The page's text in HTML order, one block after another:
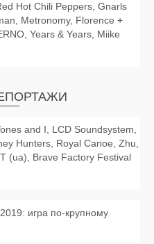
Hot Chili Peppers, Gnarls
Metronomy, Florence +
Years & Years, Miike
and I, LCD Soundsystem,
Hunters, Royal Canoe, Zhu,
(ua), Brave Factory Festival
игра по-крупному